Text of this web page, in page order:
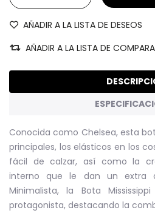
AÑADIR A LA LISTA DE DESEOS
AÑADIR A LA LISTA DE
Conocida como Chelsea, esta
principales, los elásticos en los
fácil de calzar, así como la
interno que le dan un extra
Minimalista, la Bota
protagonista, destacando la